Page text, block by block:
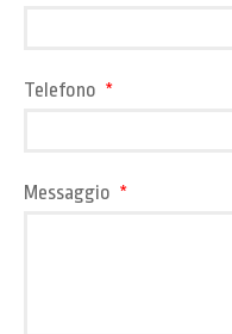
Telefono
Messaggio